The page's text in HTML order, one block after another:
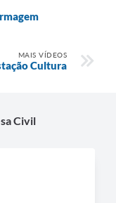
MAIS VÍDEOS
Cultura
Civil